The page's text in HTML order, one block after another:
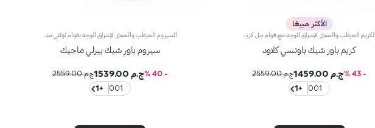
الأكثر مبيعًا
كريم باور شيك باونسي كلاود
- 43 % ج.م 1459.00
ج.م 2559.00
001
+1
سيروم باور شيك بيرلي ماجيك
- 40 % ج.م 1539.00
ج.م 2559.00
001
+1